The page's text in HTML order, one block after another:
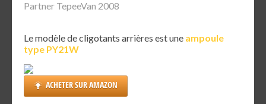
Partner TepeeVan 2008
Le modèle de cligotants arrières est une ampoule
type PY21W
ACHETER SUR AMAZON